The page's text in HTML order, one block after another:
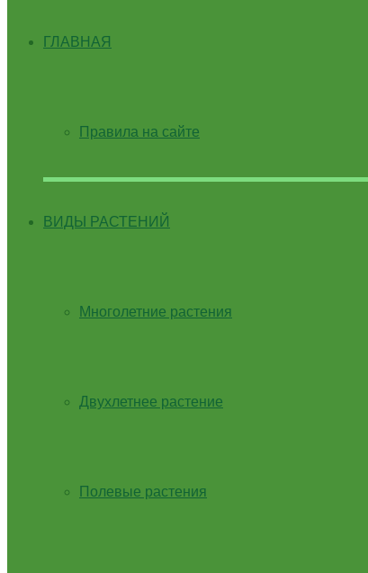
ГЛАВНАЯ
Правила на сайте
ВИДЫ РАСТЕНИЙ
Многолетние растения
Двухлетнее растение
Полевые растения